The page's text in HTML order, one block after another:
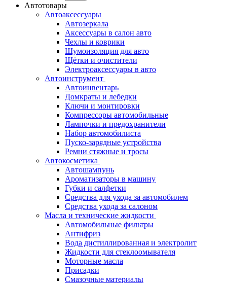
Автотовары
Автоаксессуары
Автозеркала
Аксессуары в салон авто
Чехлы и коврики
Шумоизоляция для авто
Щётки и очистители
Электроаксессуары в авто
Автоинструмент
Автоинвентарь
Домкраты и лебедки
Ключи и монтировки
Компрессоры автомобильные
Лампочки и предохранители
Набор автомобилиста
Пуско-зарядные устройства
Ремни стяжные и тросы
Автокосметика
Автошампунь
Ароматизаторы в машину
Губки и салфетки
Средства для ухода за автомобилем
Средства ухода за салоном
Масла и технические жидкости
Автомобильные фильтры
Антифриз
Вода дистиллированная и электролит
Жидкости для стеклоомывателя
Моторные масла
Присадки
Смазочные материалы